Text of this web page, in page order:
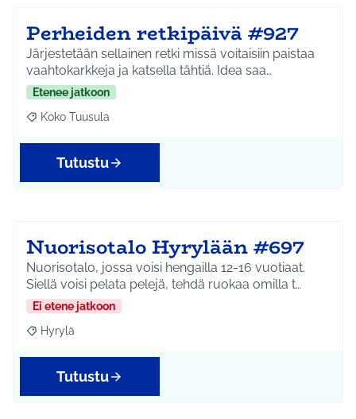
Perheiden retkipäivä #927
Järjestetään sellainen retki missä voitaisiin paistaa
vaahtokarkkeja ja katsella tähtiä. Idea saa…
Etenee jatkoon
Rajaa tulokset aihepiirin mukaan: Koko Tuusula
Koko Tuusula
Tutustu
Nuorisotalo Hyrylään #697
Nuorisotalo, jossa voisi hengailla 12-16 vuotiaat.
Siellä voisi pelata pelejä, tehdä ruokaa omilla t…
Ei etene jatkoon
Rajaa tulokset aihepiirin mukaan: Hyrylä
Hyrylä
Tutustu